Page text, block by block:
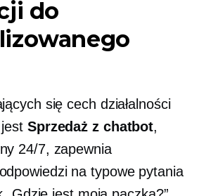
do
się cech działalności
Sprzedaż z chatbot,
24/7, zapewnia
na typowe pytania